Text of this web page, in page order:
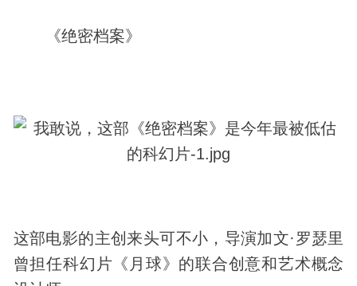
《绝密档案》
这部电影的主创来头可不小，导演加文·罗瑟里
曾担任科幻片《月球》的联合创意和艺术概念